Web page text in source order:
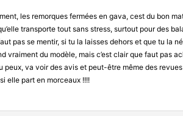
les remorques fermées en gava, cest du bon
transporte tout sans stress, surtout pour des
pas se mentir, si tu la laisses dehors et que tu la
vraiment du modèle, mais c’est clair que faut pas
peux, va voir des avis et peut-être même des
elle part en morceaux !!!!